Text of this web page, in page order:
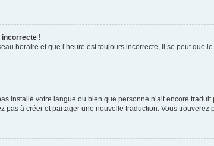
incorrecte !
horaire et que l’heure est toujours incorrecte, il se peut que
installé votre langue ou bien que personne n’ait encore
pas à créer et partager une nouvelle traduction. Vous trouverez